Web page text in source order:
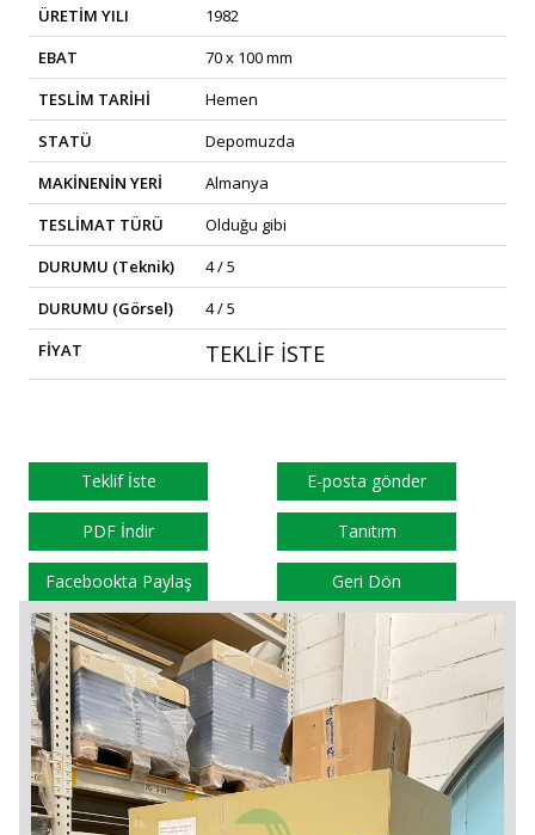
ÜRETİM YILI
1982
EBAT
70 x 100 mm
TESLİM TARİHİ
Hemen
STATÜ
Depomuzda
MAKİNENİN YERİ
Almanya
TESLİMAT TÜRÜ
Olduğu gibi
DURUMU (Teknik)
4 / 5
DURUMU (Görsel)
4 / 5
FİYAT
TEKLİF İSTE
Teklif İste E-posta gönder
PDF İndir Tanıtım
Facebookta Paylaş Geri Dön